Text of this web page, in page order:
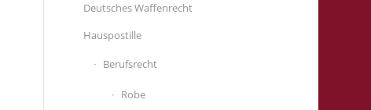
Deutsches Waffenrecht
Hauspostille
Berufsrecht
Robe